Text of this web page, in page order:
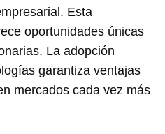
Esta
oportunidades únicas
La adopción
garantiza ventajas
mercados cada vez más